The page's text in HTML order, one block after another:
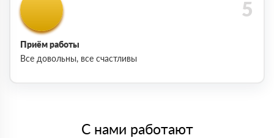
Приём работы
Все довольны, все счастливы
С нами работают